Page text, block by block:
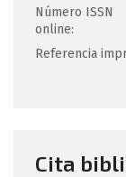
Número ISSN
online:
Referencia
Cita